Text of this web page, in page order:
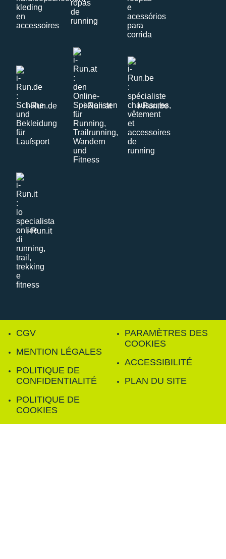
i-Run.de i-Run.at i-Run.be
i-Run.it
CGV
MENTION LÉGALES
POLITIQUE DE
CONFIDENTIALITÉ
POLITIQUE DE
COOKIES
PARAMÈTRES DES
COOKIES
ACCESSIBILITÉ
PLAN DU SITE